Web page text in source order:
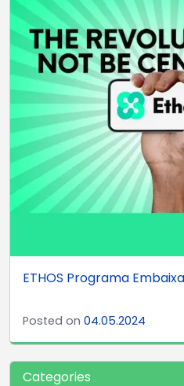
ETHOS Programa
Posted on 04.05.2024
Categories